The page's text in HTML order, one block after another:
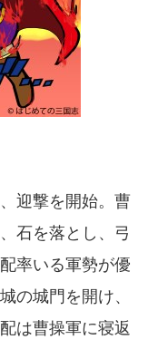
迎撃を開始。曹
石を落とし、弓
率いる軍勢が優
の城門を開け、
は曹操軍に寝返